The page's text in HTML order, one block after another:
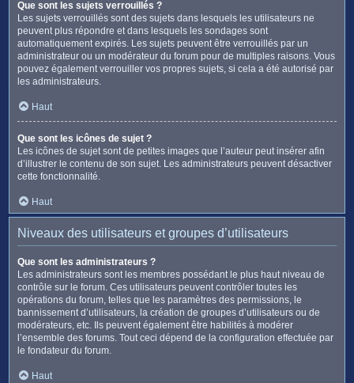
Que sont les sujets verrouillés ?
Les sujets verrouillés sont des sujets dans lesquels les utilisateurs ne
peuvent plus répondre et dans lesquels les sondages sont
automatiquement expirés. Les sujets peuvent être verrouillés par un
administrateur ou un modérateur du forum pour de multiples raisons. Vous
pouvez également verrouiller vos propres sujets, si cela a été autorisé par
les administrateurs.
Haut
Que sont les icônes de sujet ?
Les icônes de sujet sont de petites images que l’auteur peut insérer afin
d’illustrer le contenu de son sujet. Les administrateurs peuvent désactiver
cette fonctionnalité.
Haut
Niveaux des utilisateurs et groupes d’utilisateurs
Que sont les administrateurs ?
Les administrateurs sont les membres possédant le plus haut niveau de
contrôle sur le forum. Ces utilisateurs peuvent contrôler toutes les
opérations du forum, telles que les paramètres des permissions, le
bannissement d’utilisateurs, la création de groupes d’utilisateurs ou de
modérateurs, etc. Ils peuvent également être habilités à modérer
l’ensemble des forums. Tout ceci dépend de la configuration effectuée par
le fondateur du forum.
Haut